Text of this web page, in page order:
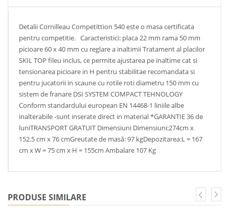
Detalii Cornilleau Competittion 540 este o masa certificata
pentru competitie. Caracteristici: placa 22 mm rama 50 mm
picioare 60 x 40 mm cu reglare a inaltimii Tratament al placilor
SKIL TOP fileu inclus, ce permite ajustarea pe inaltime cat si
tensionarea picioare in H pentru stabilitae recomandata si
pentru jucatorii in scaune cu rotile roti diametru 150 mm cu
sistem de franare DSI SYSTEM COMPACT TEHNOLOGY
Conform standardului european EN 14468-1 liniile albe
inalterabile -sunt inserate direct in material *GARANTIE 36 de
luniTRANSPORT GRATUIT Dimensiuni Dimensiuni:274cm x
152.5 cm x 76 cmGreutate de masă: 97 kgDepozitarea:L = 167
cm x W = 75 cm x H = 155cm Ambalare 107 Kg
PRODUSE SIMILARE